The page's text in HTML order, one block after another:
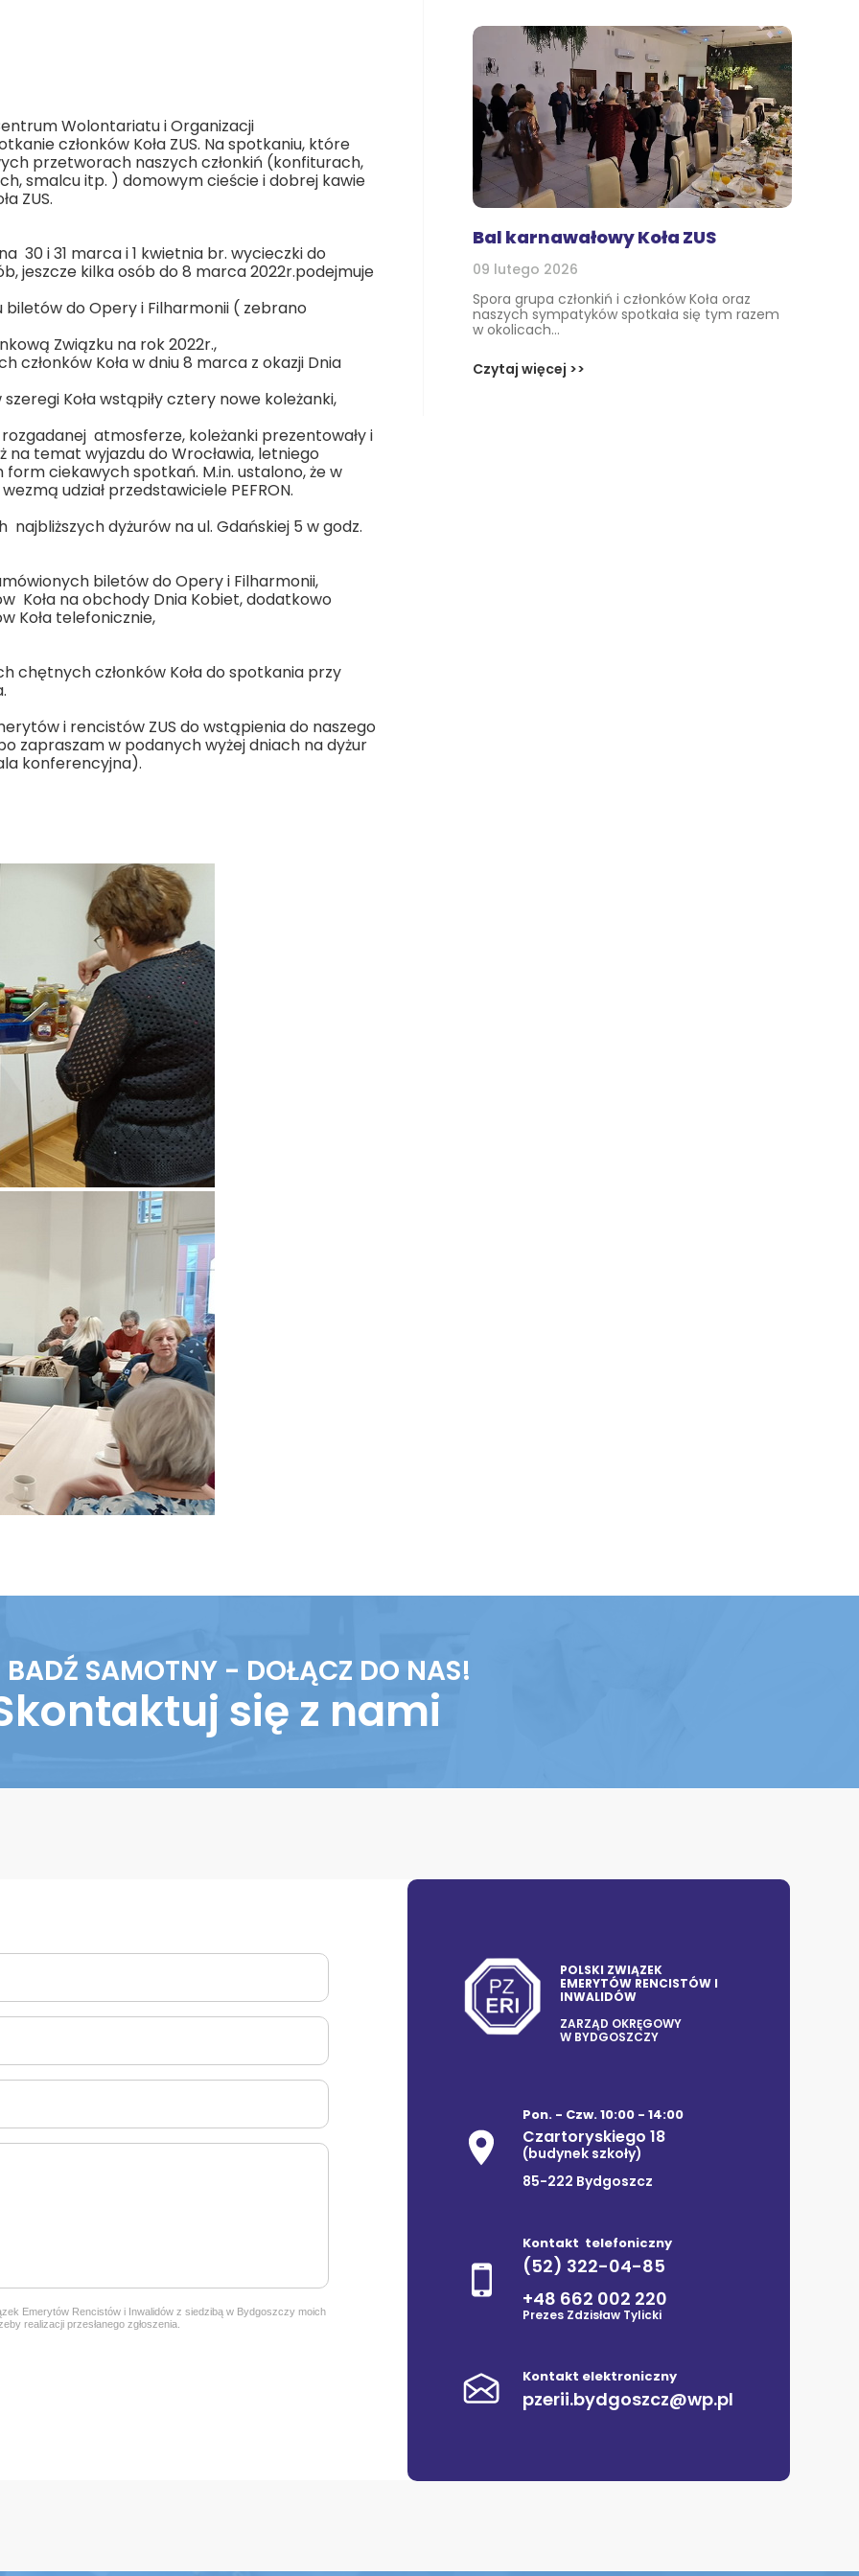
Bal karnawałowy Koła ZUS
09 lutego 2026
Spora grupa członkiń i członków Koła oraz
naszych sympatyków spotkała się tym razem
w okolicach...
Czytaj więcej >>
Wolontariatu i Organizacji
członków Koła ZUS. Na spotkaniu, które
przetworach naszych członkiń (konfiturach,
smalcu itp. ) domowym cieście i dobrej kawie
ZUS.
30 i 31 marca i 1 kwietnia br. wycieczki do
jeszcze kilka osób do 8 marca 2022r.podejmuje
do Opery i Filharmonii ( zebrano
Związku na rok 2022r.,
Koła w dniu 8 marca z okazji Dnia
Koła wstąpiły cztery nowe koleżanki,
rozgadanej atmosferze, koleżanki prezentowały i
na temat wyjazdu do Wrocławia, letniego
ciekawych spotkań. M.in. ustalono, że w
udział przedstawiciele PEFRON.
dyżurów na ul. Gdańskiej 5 w godz.
biletów do Opery i Filharmonii,
Koła na obchody Dnia Kobiet, dodatkowo
Koła telefonicznie,
chętnych członków Koła do spotkania przy
i rencistów ZUS do wstąpienia do naszego
zapraszam w podanych wyżej dniach na dyżur
konferencyjna).
BADŹ SAMOTNY - DOŁĄCZ DO NAS!
się z nami
POLSKI ZWIĄZEK
EMERYTÓW RENCISTÓW I
INWALIDÓW
ZARZĄD OKRĘGOWY
W BYDGOSZCZY
Kontakt elektroniczny
pzerii.bydgoszcz@wp.pl
Kontakt telefoniczny
(52) 322-04-85
+48 662 002 220
Prezes Zdzisław Tylicki
Pon. - Czw. 10:00 - 14:00
Czartoryskiego 18
(budynek szkoły)
85-222 Bydgoszcz
Emerytów Rencistów i Inwalidów z siedzibą w Bydgoszczy moich
realizacji przesłanego zgłoszenia.